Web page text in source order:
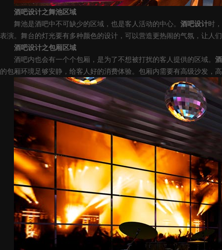
酒吧设计之舞池区域
舞池是酒吧中不可缺少的区域，也是客人活动的中心。 酒吧设计时
表演。舞台的灯光要有多种颜色的设计，可以营造更热闹的气氛，让人
酒吧设计之包厢区域
酒吧内也会有一个个包厢，是为了不想被打扰的客人提供的区域。
的包厢环境足够安静，给客人好的消费体验。包厢内需要有高级沙发，